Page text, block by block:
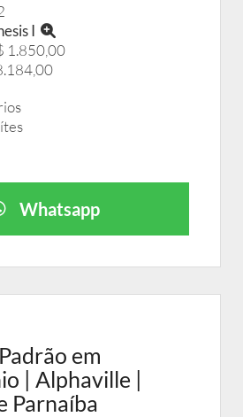
I
1.850,00
Whatsapp
em
| Alphaville |
Parnaíba